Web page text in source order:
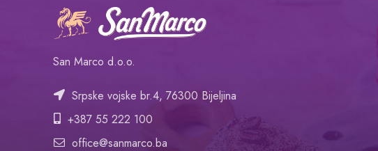
San Marco d.o.o.
Srpske vojske br.4, 76300 Bijeljina
+387 55 222 100
office@sanmarco.ba